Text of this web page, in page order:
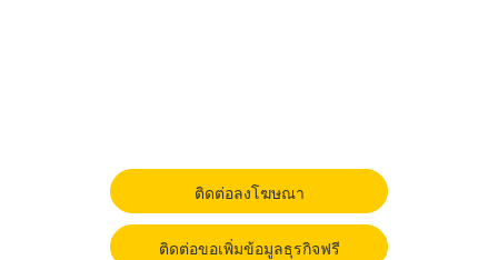
ติดต่อลงโฆษณา
ติดต่อขอเพิ่มข้อมูลธุรกิจฟรี